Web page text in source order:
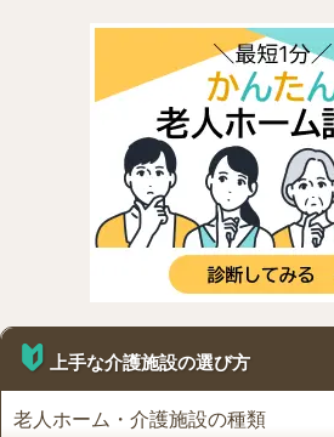
上手な介護施設の選び方
老人ホーム・介護施設の種類